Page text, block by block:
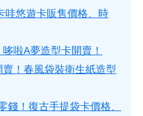
哇悠遊卡販售價格、時
啦A夢造型卡開賣！
賣！春風袋裝衛生紙造型
錢！復古手提袋卡價格、